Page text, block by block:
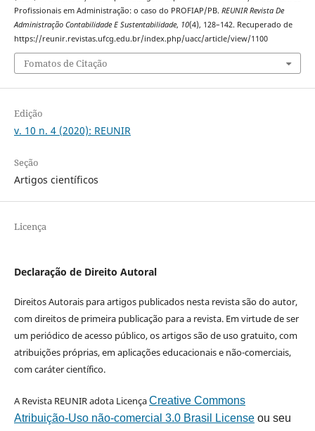
Profissionais em Administração: o caso do PROFIAP/PB. REUNIR Revista De
Administração Contabilidade E Sustentabilidade, 10(4), 128–142. Recuperado de
https://reunir.revistas.ufcg.edu.br/index.php/uacc/article/view/1100
Fomatos de Citação
Edição
v. 10 n. 4 (2020): REUNIR
Seção
Artigos científicos
Licença
Declaração de Direito Autoral
Direitos Autorais para artigos publicados nesta revista são do autor,
com direitos de primeira publicação para a revista. Em virtude de ser
um periódico de acesso público, os artigos são de uso gratuito, com
atribuições próprias, em aplicações educacionais e não-comerciais,
com caráter científico.
A Revista REUNIR adota LicençaCreative Commons
Atribuição-Uso não-comercial 3.0 Brasil Licenseou seu